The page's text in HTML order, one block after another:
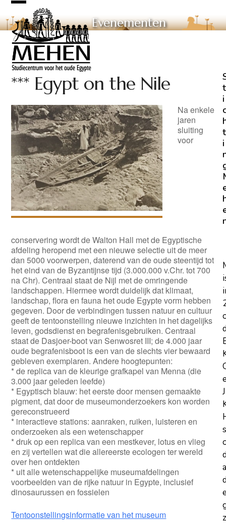
Skip
to
content
Open
mobile
menu
Close
mobile
menu
Evenementen
*** Egypt on the Nile
Na enkele
jaren
sluiting
voor
conservering wordt de Walton Hall met de Egyptische
afdeling heropend met een nieuwe selectie uit de meer
dan 5000 voorwerpen, daterend van de oude steentijd tot
het eind van de Byzantijnse tijd (3.000.000 v.Chr. tot 700
na Chr). Centraal staat de Nijl met de omringende
landschappen. Hiermee wordt duidelijk dat klimaat,
landschap, flora en fauna het oude Egypte vorm hebben
gegeven. Door de verbindingen tussen natuur en cultuur
geeft de tentoonstelling nieuwe inzichten in het dagelijks
leven, godsdienst en begrafenisgebruiken. Centraal
staat de Dasjoer-boot van Senwosret III; de 4.000 jaar
oude begrafenisboot is een van de slechts vier bewaard
gebleven exemplaren. Andere hoogtepunten:
* de replica van de kleurige grafkapel van Menna (die
3.000 jaar geleden leefde)
* Egyptisch blauw: het eerste door mensen gemaakte
pigment, dat door de museumonderzoekers kon worden
gereconstrueerd
* interactieve stations: aanraken, ruiken, luisteren en
onderzoeken als een wetenschapper
* druk op een replica van een mestkever, lotus en vlieg
en zij vertellen wat die allereerste ecologen ter wereld
over hen ontdekten
* uit alle wetenschappelijke museumafdelingen
voorbeelden van de rijke natuur in Egypte, inclusief
dinosaurussen en fossielen
Tentoonstellingsinformatie van het museum
t
i
t
i